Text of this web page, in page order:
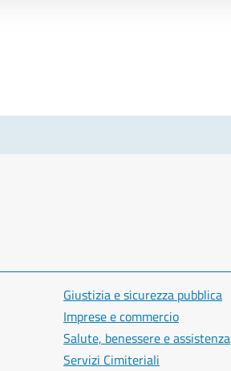
Giustizia e sicurezza pubblica
Imprese e commercio
Salute, benessere e assistenza
Servizi Cimiteriali